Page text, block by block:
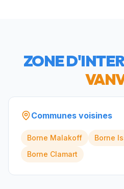
ZONE
Communes voisines
Borne Malakoff Borne
Borne Clamart